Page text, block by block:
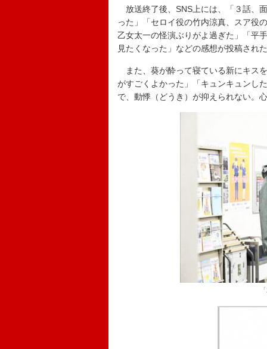
放送終了後、SNS上には、「３話、
った」「セロイ役の竹内涼真、スア役
乙女太一の怪演ぶりがよ過ぎた」「平
見たくなった」などの感想が投稿され
また、葵が酔って寝ている新にキス
がすごくよかった」「キュンキュンし
で、動悸（どうき）が抑えられない。